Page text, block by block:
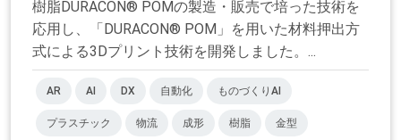
樹脂DURACON® POMの製造・販売で培った技術を
応用し、「DURACON® POM」を用いた材料押出方
式による3Dプリント技術を開発しました。...
AR AI DX 自動化 ものづくりAI
プラスチック 物流 成形 樹脂 金型